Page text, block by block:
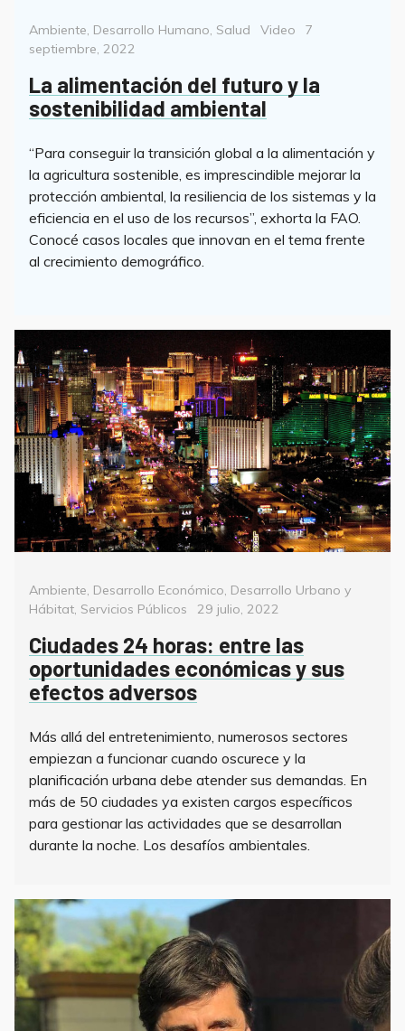
Categorías
Ambiente, Desarrollo Humano, Salud Format
Video
Posted
7
septiembre, 2022
La alimentación del futuro y la
sostenibilidad ambiental
“Para conseguir la transición global a la alimentación y
la agricultura sostenible, es imprescindible mejorar la
protección ambiental, la resiliencia de los sistemas y la
eficiencia en el uso de los recursos”, exhorta la FAO.
Conocé casos locales que innovan en el tema frente
al crecimiento demográfico.
Categorías
Ambiente, Desarrollo Económico, Desarrollo Urbano y
Hábitat, Servicios Públicos
Posted
29 julio, 2022
Ciudades 24 horas: entre las
oportunidades económicas y sus
efectos adversos
Más allá del entretenimiento, numerosos sectores
empiezan a funcionar cuando oscurece y la
planificación urbana debe atender sus demandas. En
más de 50 ciudades ya existen cargos específicos
para gestionar las actividades que se desarrollan
durante la noche. Los desafíos ambientales.